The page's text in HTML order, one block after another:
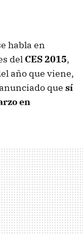
habla en
del CES 2015,
año que viene,
que sí
en